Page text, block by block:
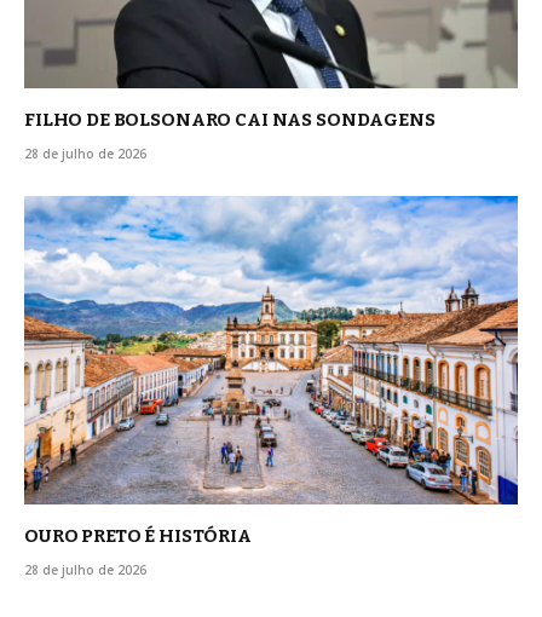
FILHO DE BOLSONARO CAI NAS SONDAGENS
28 de julho de 2026
OURO PRETO É HISTÓRIA
28 de julho de 2026